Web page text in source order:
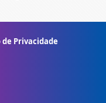
de Privacidade